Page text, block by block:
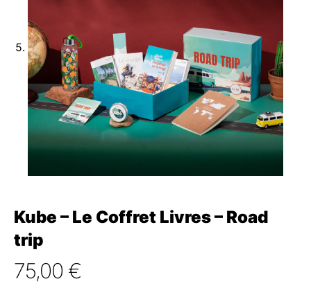
Kube – Le Coffret Livres – Road
trip
75,00 €